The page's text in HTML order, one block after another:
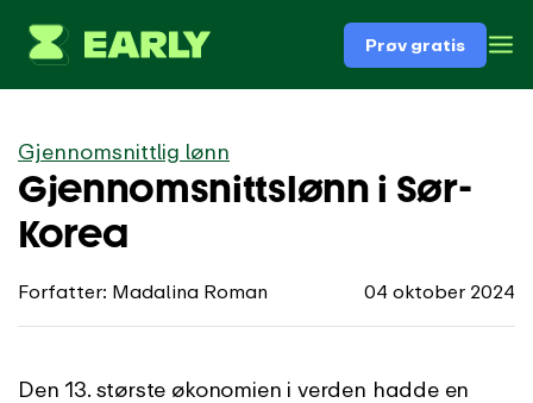
Prøv gratis
Gjennomsnittlig lønn
Gjennomsnittslønn i Sør-
Korea
Forfatter: Madalina Roman 04 oktober 2024
Den 13. største økonomien i verden hadde en